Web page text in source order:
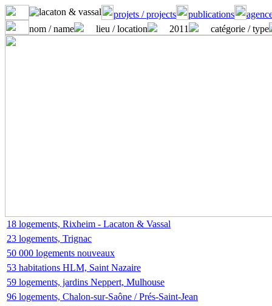
projets / projects publications
nom / name
lieu / location 2011 catégorie / type
18 logements, Rixheim - Lacaton & Vassal
23 logements, Trignac
50 000 logements nouveaux
53 habitations HLM, Saint Nazaire
59 logements, jardins Neppert, Mulhouse
96 logements, Chalon-sur-Saône / Prés-Saint-Jean